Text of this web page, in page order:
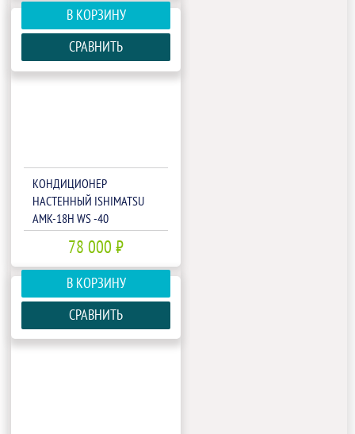
В КОРЗИНУ
СРАВНИТЬ
КОНДИЦИОНЕР
НАСТЕННЫЙ ISHIMATSU
AMK-18H WS -40
78 000 ₽
В КОРЗИНУ
СРАВНИТЬ